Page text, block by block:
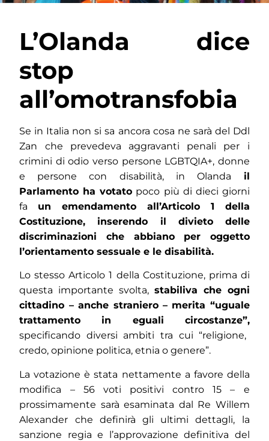
L’Olanda dice
stop
all’omotransfobia
Se in Italia non si sa ancora cosa ne sarà del Ddl
Zan che prevedeva aggravanti penali per i
crimini di odio verso persone LGBTQIA+, donne
e persone con disabilità, in Olanda il
Parlamento ha votato poco più di dieci giorni
fa un emendamento all’Articolo 1 della
Costituzione, inserendo il divieto delle
discriminazioni che abbiano per oggetto
l’orientamento sessuale e le disabilità.
Lo stesso Articolo 1 della Costituzione, prima di
questa importante svolta, stabiliva che ogni
cittadino – anche straniero – merita “uguale
trattamento in eguali circostanze”,
specificando diversi ambiti tra cui “religione,
credo, opinione politica, etnia o genere”.
La votazione è stata nettamente a favore della
modifica – 56 voti positivi contro 15 – e
prossimamente sarà esaminata dal Re Willem
Alexander che definirà gli ultimi dettagli, la
sanzione regia e l’approvazione definitiva del